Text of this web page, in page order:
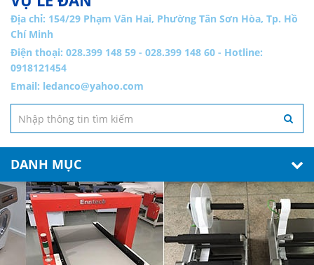
Địa chỉ: 154/29 Phạm Văn Hai, Phường Tân Sơn Hòa, Tp. Hồ
Chí Minh
Điện thoại: 028.399 148 59 - 028.399 148 60 - Hotline:
0918121454
Email: ledanco@yahoo.com
DANH MỤC